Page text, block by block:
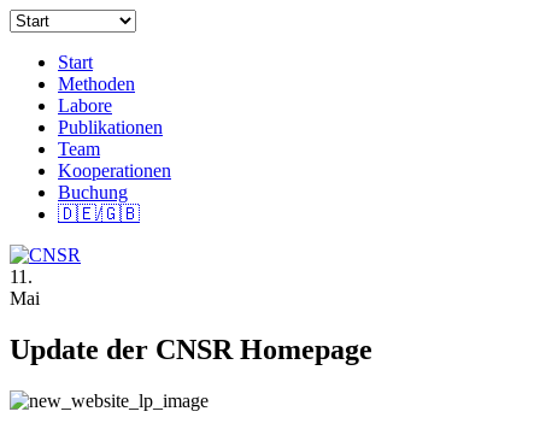
Start
Methoden
Labore
Publikationen
Team
Kooperationen
Buchung
🇩🇪/🇬🇧
11.
Mai
Update der CNSR Homepage